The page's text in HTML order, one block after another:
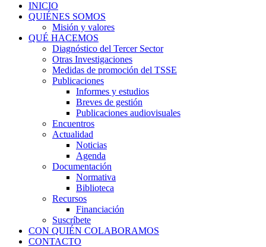
INICIO
QUIÉNES SOMOS
Misión y valores
QUÉ HACEMOS
Diagnóstico del Tercer Sector
Otras Investigaciones
Medidas de promoción del TSSE
Publicaciones
Informes y estudios
Breves de gestión
Publicaciones audiovisuales
Encuentros
Actualidad
Noticias
Agenda
Documentación
Normativa
Biblioteca
Recursos
Financiación
Suscríbete
CON QUIÉN COLABORAMOS
CONTACTO